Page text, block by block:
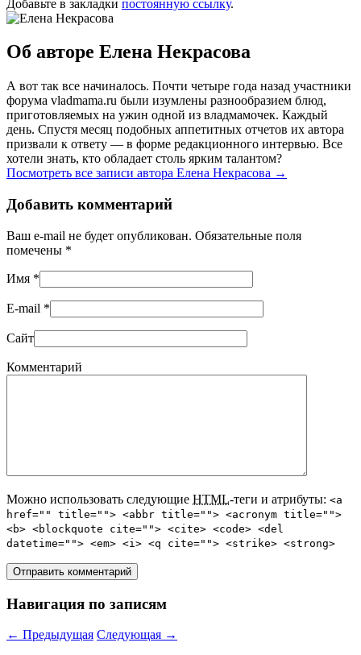
Добавьте в закладки постоянную ссылку.
Об авторе Елена Некрасова
А вот так все начиналось. Почти четыре года назад участники
форума vladmama.ru были изумлены разнообразием блюд,
приготовляемых на ужин одной из владмамочек. Каждый
день. Спустя месяц подобных аппетитных отчетов их автора
призвали к ответу — в форме редакционного интервью. Все
хотели знать, кто обладает столь ярким талантом?
Посмотреть все записи автора Елена Некрасова →
Добавить комментарий
Ваш e-mail не будет опубликован. Обязательные поля
помечены *
Имя *
E-mail *
Сайт
Комментарий
Можно использовать следующие HTML-теги и атрибуты: <a
href="" title=""> <abbr title=""> <acronym title="">
<b> <blockquote cite=""> <cite> <code> <del
datetime=""> <em> <i> <q cite=""> <strike> <strong>
Навигация по записям
← Предыдущая Следующая →